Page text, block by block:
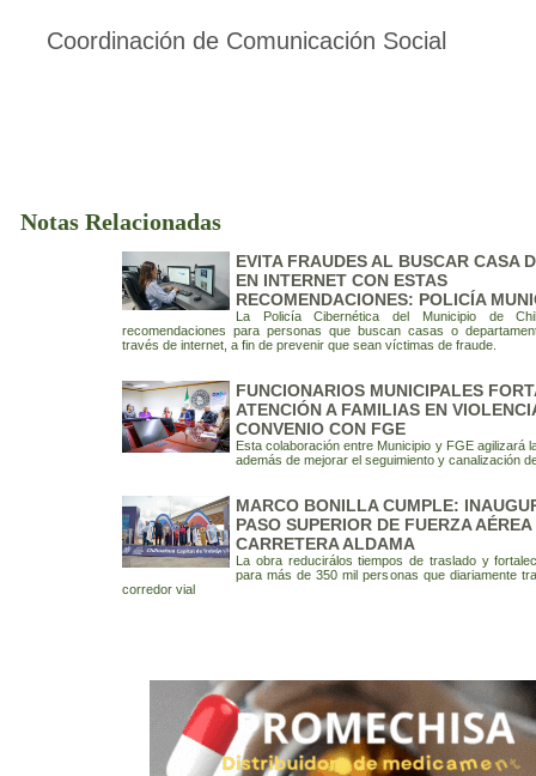
Coordinación de Comunicación Social
Notas Relacionadas
EVITA FRAUDES AL BUSCAR CASA
EN INTERNET CON ESTAS
RECOMENDACIONES: POLICÍA
La Policía Cibernética del Municipio de
recomendaciones para personas que buscan casas o
través de internet, a fin de prevenir que sean víctimas de fraude.
FUNCIONARIOS MUNICIPALES
ATENCIÓN A FAMILIAS EN
CONVENIO CON FGE
Esta colaboración entre Municipio y FGE agilizará
además de mejorar el seguimiento y canalización
MARCO BONILLA CUMPLE:
PASO SUPERIOR DE FUERZA AÉREA
CARRETERA ALDAMA
La obra reducirálos tiempos de traslado y
para más de 350 mil personas que diariamente
corredor vial